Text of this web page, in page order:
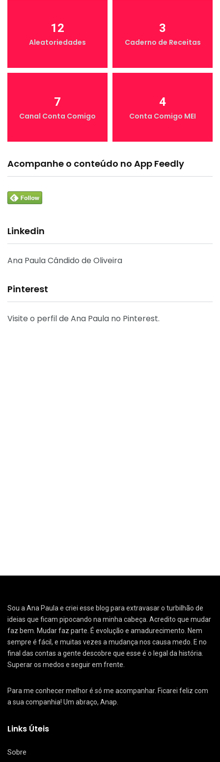
12
Aleatoriedades
3
Caderno de Receitas
7
Canal Conta Comigo
4
Conta Comigo MEI
Acompanhe o conteúdo no App Feedly
Linkedin
Ana Paula Cândido de Oliveira
Pinterest
Visite o perfil de Ana Paula no Pinterest.
Sou a Ana Paula e criei esse blog para extravasar o turbilhão de
ideias que ficam pipocando na minha cabeça. Acredito que mudar
faz bem. Mudar faz parte. É evolução e amadurecimento. Nem
sempre é fácil, e muitas vezes a mudança nos causa medo. E no
final das contas a gente descobre que esse é o legal da história.
Superar os medos e seguir em frente.
Para me conhecer melhor é só me acompanhar. Ficarei feliz com
a sua companhia! Um abraço, Anap.
Links Úteis
Sobre